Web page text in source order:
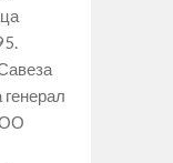
генерал
ОО